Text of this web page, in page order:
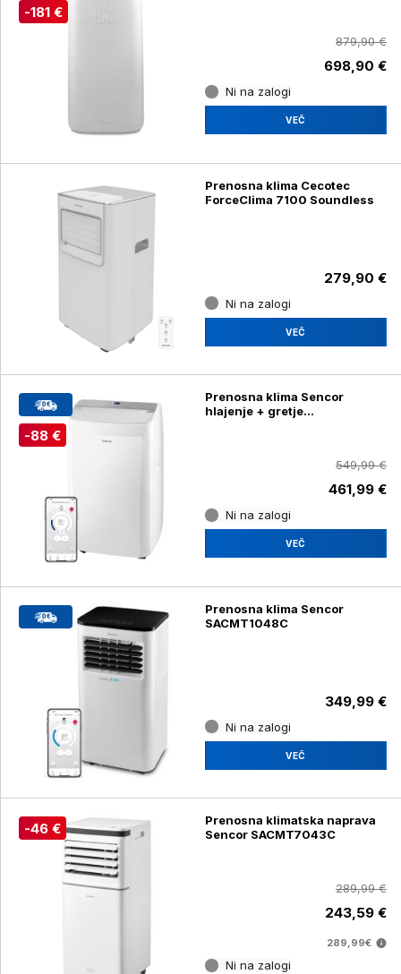
-181 €
879,90 €
698,90 €
Ni na zalogi
VEČ
Prenosna klima Cecotec
ForceClima 7100 Soundless
279,90 €
Ni na zalogi
VEČ
-88 €
Prenosna klima Sencor
hlajenje + gretje
549,99 €
461,99 €
Ni na zalogi
VEČ
Prenosna klima Sencor
SACMT1048C
349,99 €
Ni na zalogi
VEČ
-46 €
Prenosna klimatska naprava
Sencor SACMT7043C
289,99 €
243,59 €
289,99€
Ni na zalogi